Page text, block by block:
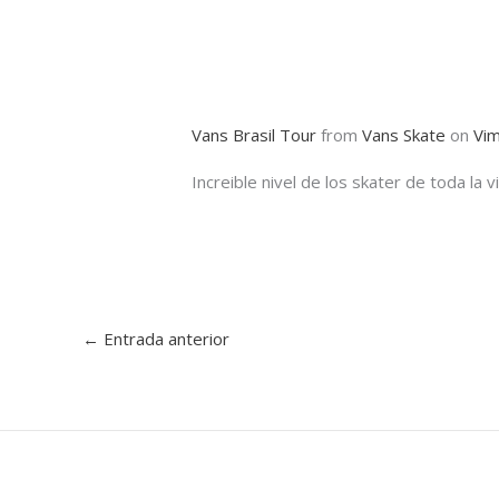
Vans Brasil Tour fromVans Skate on
Increible nivel de los skater de toda la
← Entrada anterior